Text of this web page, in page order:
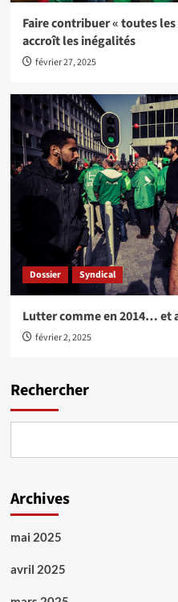
Faire contribuer « toutes
accroît les inégalités
février 27, 2025
Dossier Syndical
Lutter comme en 2014… et
février 2, 2025
Rechercher
Archives
mai 2025
avril 2025